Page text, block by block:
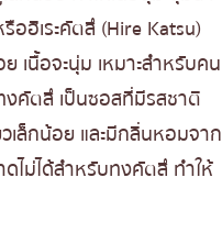
อฮิเระคัตสึ (Hire Katsu)
เนื้อจะนุ่ม เหมาะสำหรับคน
คัตสึ เป็นซอสที่มีรสชาติ
เล็กน้อย และมีกลิ่นหอมจาก
ไม่ได้สำหรับทงคัตสึ ทำให้